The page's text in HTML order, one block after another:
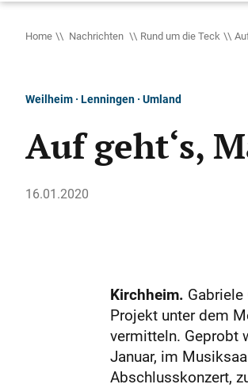
Home Nachrichten Rund um die Teck
Weilheim · Lenningen · Umland
Auf geht‘s,
16.01.2020
Kirchheim.
Projekt unter dem
vermitteln. Geprobt
Januar, im
Abschlusskonzert,